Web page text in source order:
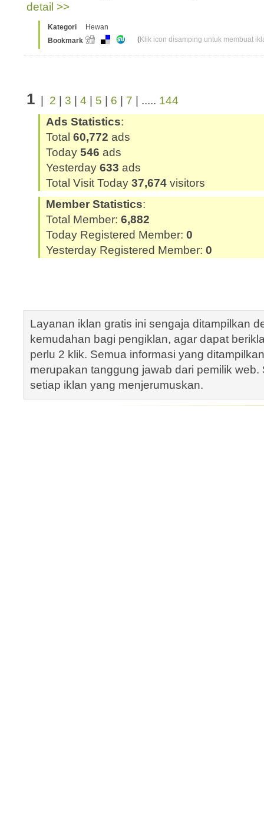
detail >>
Kategori
Hewan
Bookmark
(Klik icon disamping untuk membuat
1 2 3 4 5 6 7 | ..... 144
Ads Statistics:
Total 60,772 ads
Today 546 ads
Yesterday 633 ads
Total Visit Today 37,674 visitors
Member Statistics:
Total Member: 6,882
Today Registered Member: 0
Yesterday Registered Member: 0
Layanan iklan gratis ini sengaja ditampilkan
kemudahan bagi pengiklan, agar dapat
perlu 2 klik. Semua informasi yang
merupakan tanggung jawab dari pemilik
setiap iklan yang menjerumuskan.